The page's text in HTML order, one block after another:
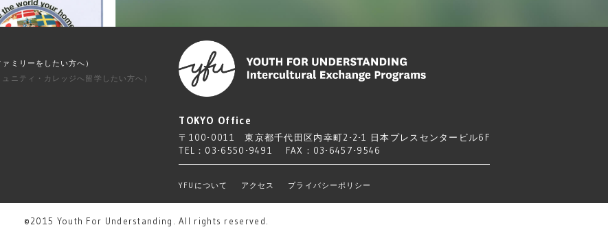
ミリーをしたい方へ）
ュニティ・カレッジへ留学したい方へ）
TOKYO Office
〒100-0011東京都千代田区内幸町2-2-1 日本プレスセンタービル6F
TEL：03-6550-9491 FAX：03-6457-9546
YFUについて アクセス プライバシーポリシー
©2015 Youth For Understanding. All rights reserved.